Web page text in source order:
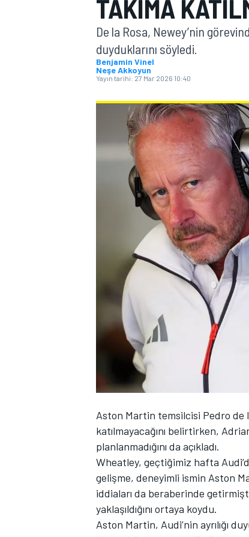
MOTOGP
WORLD SUPERBIKE
WRC
TAKIMA
De la Rosa, Newey’nin
duyduklarını söyledi.
Benjamin Vinel
Neşe Akkoyun
Yayın tarihi: 27 Mar 2026 10:40
Aston Martin temsilcisi Pedro de
katılmayacağını belirtirken,
planlanmadığını da açıkladı.
Wheatley, geçtiğimiz hafta Audi
gelişme, deneyimli ismin Aston
iddiaları da beraberinde
yaklaşıldığını ortaya koydu.
Aston Martin, Audi’nin ayrılığı